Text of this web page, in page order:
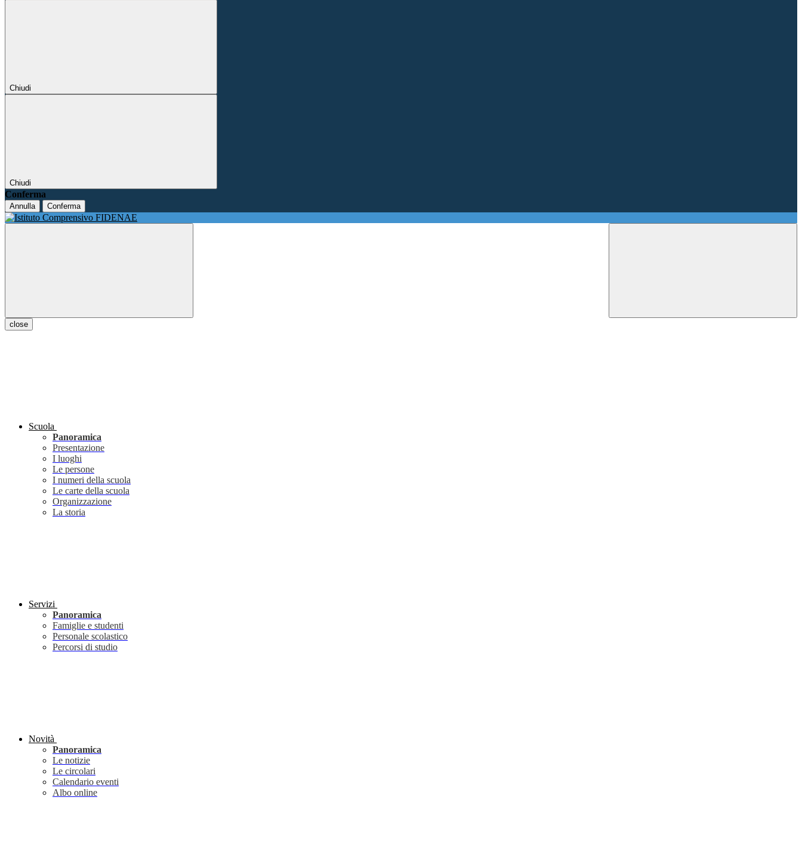
Chiudi
Chiudi
Conferma
Annulla Conferma
close
Scuola
Panoramica
Presentazione
I luoghi
Le persone
I numeri della scuola
Le carte della scuola
Organizzazione
La storia
Servizi
Panoramica
Famiglie e studenti
Personale scolastico
Percorsi di studio
Novità
Panoramica
Le notizie
Le circolari
Calendario eventi
Albo online